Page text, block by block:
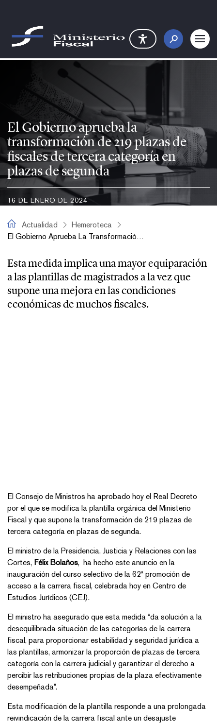
El Gobierno aprueba la
El Gobierno aprueba la
transformación de 219 plazas de
fiscales de tercera categoría en
plazas de segunda
16 DE ENERO DE 2024
fiscal.esActualidad
Hemeroteca
El Gobierno Aprueba La Transformación De 219 Plazas De Fiscales De Tercera Categoría En Plazas De Segunda
Esta medida implica una mayor equiparación
a las plantillas de magistrados a la vez que
supone una mejora en las condiciones
económicas de muchos fiscales.
El Consejo de Ministros ha aprobado hoy el Real Decreto
por el que se modifica la plantilla orgánica del Ministerio
Fiscal y que supone la transformación de 219 plazas de
tercera categoría en plazas de segunda.
El ministro de la Presidencia, Justicia y Relaciones con las
Cortes, Félix Bolaños, ha hecho este anuncio en la
inauguración del curso selectivo de la 62ª promoción de
acceso a la carrera fiscal, celebrada hoy en Centro de
Estudios Jurídicos (CEJ).
El ministro ha asegurado que esta medida “da solución a la
desequilibrada situación de las categorías de la carrera
fiscal, para proporcionar estabilidad y seguridad jurídica a
las plantillas, armonizar la proporción de plazas de tercera
categoría con la carrera judicial y garantizar el derecho a
percibir las retribuciones propias de la plaza efectivamente
desempeñada”.
Esta modificación de la plantilla responde a una prolongada
reivindicación de la carrera fiscal ante un desajuste